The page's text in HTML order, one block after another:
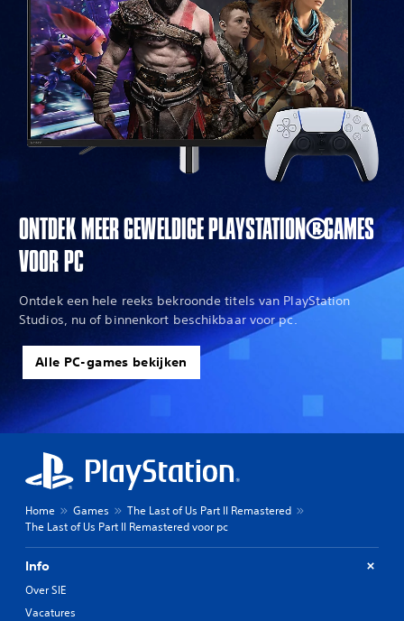
ONTDEK MEER GEWELDIGE PLAYSTATION®-GAMES
VOOR PC
Ontdek een hele reeks bekroonde titels van PlayStation
Studios, nu of binnenkort beschikbaar voor pc.
Alle PC-games bekijken
Home Games
The Last of Us Part II Remastered
The Last of Us Part II Remastered voor pc
Info
Over SIE
Vacatures